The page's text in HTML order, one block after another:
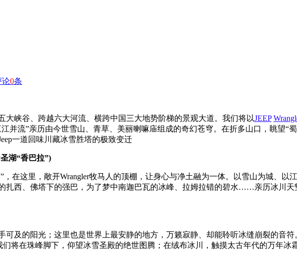
论0条
峡谷、跨越六大河流、横跨中国三大地势阶梯的景观大道。我们将以JEEP
并流”亲历由今世雪山、青草、美丽喇嘛庙组成的奇幻苍穹。在折多山口，眺望“
一道回味川藏冰雪胜塔的极致变迁
湖“香巴拉”)
，在这里，敞开Wrangler牧马人的顶棚，让身心与净土融为一体。以雪山为城、以
扎西、佛塔下的强巴，为了梦中南迦巴瓦的冰峰、拉姆拉错的碧水……亲历冰川
及的阳光；这里也是世界上最安静的地方，万籁寂静、却能聆听冰缝崩裂的音
们将在珠峰脚下，仰望冰雪圣殿的绝世图腾；在绒布冰川，触摸太古年代的万年